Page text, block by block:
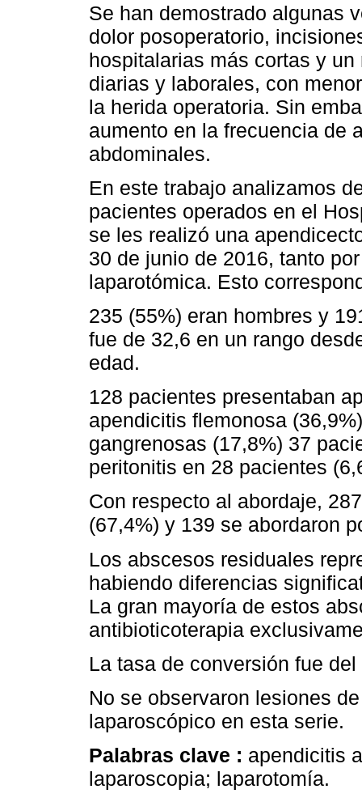
Se han demostrado algunas
dolor posoperatorio,
hospitalarias más cortas y
diarias y laborales, con
la herida operatoria. Sin
aumento en la frecuencia de
abdominales.
En este trabajo analizamos
pacientes operados en el
se les realizó una
30 de junio de 2016, tanto
laparotómica. Esto
235 (55%) eran hombres y
fue de 32,6 en un rango
edad.
128 pacientes presentaban
apendicitis flemonosa
gangrenosas (17,8%) 37
peritonitis en 28 pacientes
Con respecto al abordaje,
(67,4%) y 139 se abordaron
Los abscesos residuales
habiendo diferencias
La gran mayoría de estos
antibioticoterapia
La tasa de conversión fue del
No se observaron lesiones
laparoscópico en esta serie.
Palabras clave : apendicitis
laparoscopia; laparotomía.